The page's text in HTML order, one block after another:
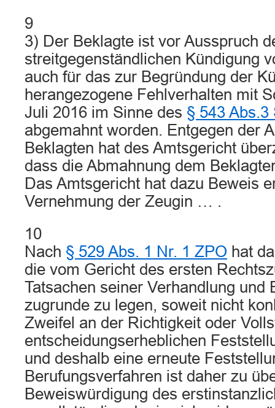
9
3) Der Beklagte ist vor Ausspruch
streitgegenständlichen Kündigung
auch für das zur Begründung der
herangezogene Fehlverhalten mit
Juli 2016 im Sinne des § 543 Abs.3
abgemahnt worden. Entgegen der
Beklagten hat des Amtsgericht
dass die Abmahnung dem
Das Amtsgericht hat dazu Beweis
Vernehmung der Zeugin … .
10
Nach § 529 Abs. 1 Nr. 1 ZPO hat
die vom Gericht des ersten
Tatsachen seiner Verhandlung und
zugrunde zu legen, soweit nicht
Zweifel an der Richtigkeit oder
entscheidungserheblichen
und deshalb eine erneute
Berufungsverfahren ist daher zu
Beweiswürdigung des